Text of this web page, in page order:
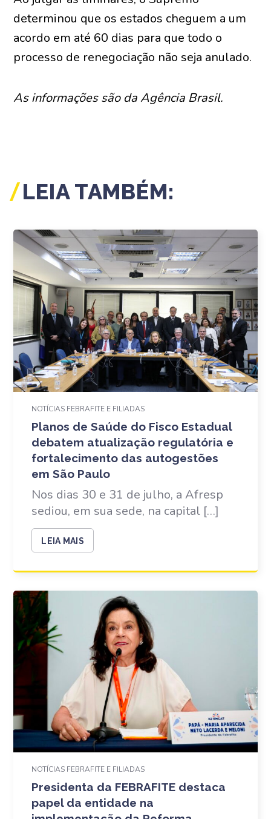
determinou que os estados cheguem a um
acordo em até 60 dias para que todo o
processo de renegociação não seja anulado.
As informações são da Agência Brasil.
LEIA TAMBÉM:
NOTÍCIAS FEBRAFITE E FILIADAS
Planos de Saúde do Fisco Estadual
debatem atualização regulatória e
fortalecimento das autogestões
em São Paulo
Nos dias 30 e 31 de julho, a Afresp
sediou, em sua sede, na capital […]
LEIA MAIS
NOTÍCIAS FEBRAFITE E FILIADAS
Presidenta da FEBRAFITE destaca
papel da entidade na